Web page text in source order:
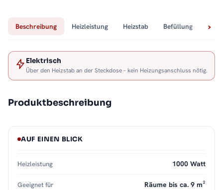
Beschreibung Heizleistung Heizstab Befüllung
Elektrisch
Über den Heizstab an der Steckdose – kein Heizungsanschluss nötig.
Produktbeschreibung
AUF EINEN BLICK
Heizleistung 1000 Watt
Geeignet für Räume bis ca. 9 m²